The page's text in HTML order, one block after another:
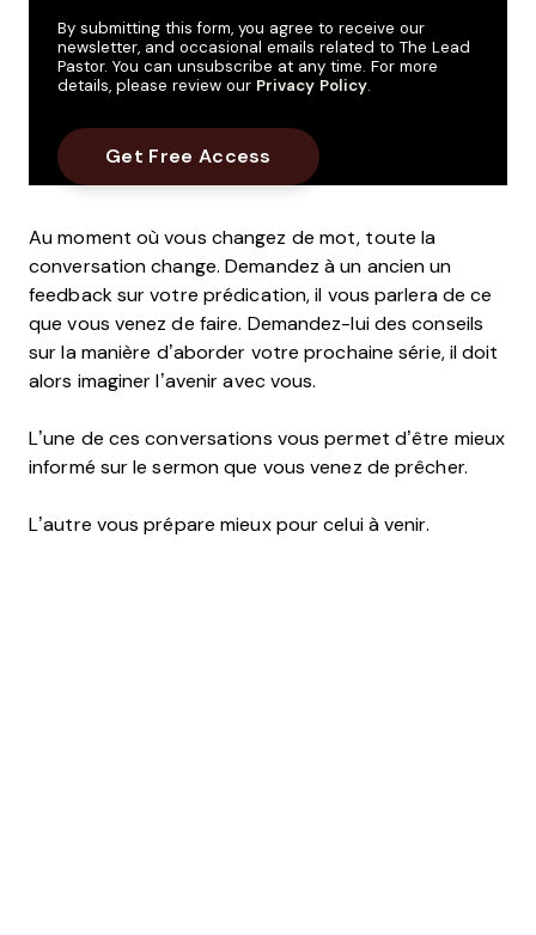
By submitting this form, you agree to receive our
newsletter, and occasional emails related to The Lead
Pastor. You can unsubscribe at any time. For more
details, please review our Privacy Policy.
Au moment où vous changez de mot, toute la
conversation change. Demandez à un ancien un
feedback sur votre prédication, il vous parlera de ce
que vous venez de faire. Demandez-lui des conseils
sur la manière d’aborder votre prochaine série, il doit
alors imaginer l’avenir avec vous.
L’une de ces conversations vous permet d’être mieux
informé sur le sermon que vous venez de prêcher.
L’autre vous prépare mieux pour celui à venir.